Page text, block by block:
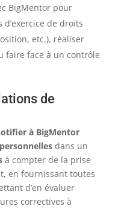
BigMentor pour
de droits
etc.), réaliser
faire face à un contrôle
de
à BigMentor
dans un
à compter de la prise
en fournissant toutes
d’en évaluer
correctives à